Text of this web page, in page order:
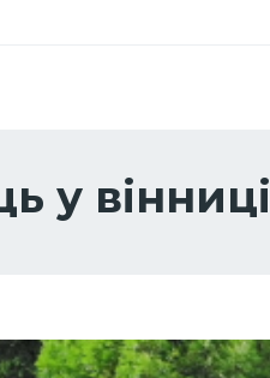
у вінниці